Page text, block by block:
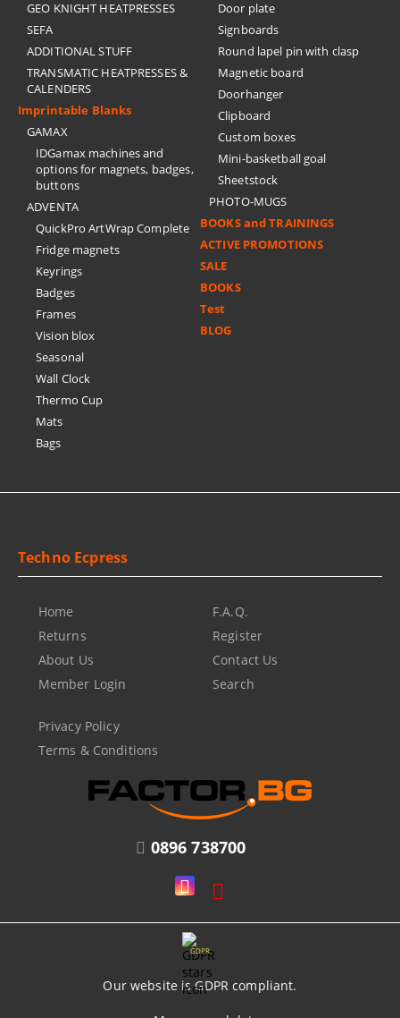
GEO KNIGHT HEATPRESSES
SEFA
ADDITIONAL STUFF
TRANSMATIC HEATPRESSES &
CALENDERS
Imprintable Blanks
GAMAX
IDGamax machines and
options for magnets, badges,
buttons
ADVENTA
QuickPro ArtWrap Complete
Fridge magnets
Keyrings
Badges
Frames
Vision blox
Seasonal
Wall Clock
Thermo Cup
Mats
Bags
Door plate
Signboards
Round lapel pin with clasp
Magnetic board
Doorhanger
Clipboard
Custom boxes
Mini-basketball goal
Sheetstock
PHOTO-MUGS
BOOKS and TRAININGS
ACTIVE PROMOTIONS
SALE
BOOKS
Test
BLOG
0896 738700
Techno Ecpress
Home
Returns
About Us
Member Login
F.A.Q.
Register
Contact Us
Search
Privacy Policy
Terms & Conditions
GDPR
Our website is GDPR compliant.